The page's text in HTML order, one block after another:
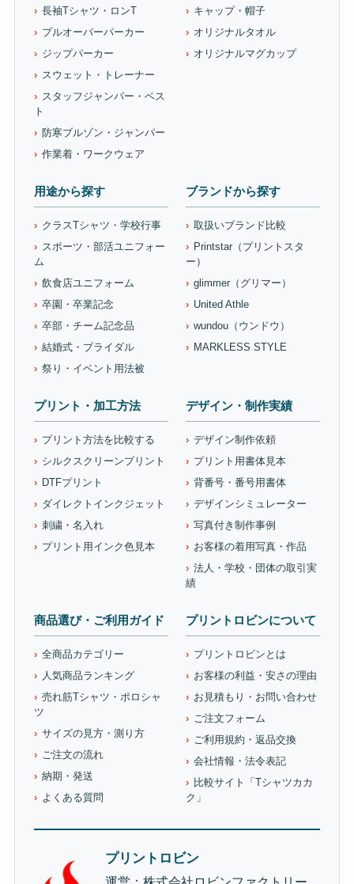
長袖Tシャツ・ロンT
プルオーバーパーカー
ジップパーカー
スウェット・トレーナー
スタッフジャンパー・ベス
ト
防寒ブルゾン・ジャンパー
作業着・ワークウェア
キャップ・帽子
オリジナルタオル
オリジナルマグカップ
用途から探す
クラスTシャツ・学校行事
スポーツ・部活ユニフォー
ム
飲食店ユニフォーム
卒園・卒業記念
卒部・チーム記念品
結婚式・ブライダル
祭り・イベント用法被
ブランドから探す
取扱いブランド比較
Printstar（プリントスタ
ー）
glimmer（グリマー）
United Athle
wundou（ウンドウ）
MARKLESS STYLE
プリント・加工方法
プリント方法を比較する
シルクスクリーンプリント
DTFプリント
ダイレクトインクジェット
刺繍・名入れ
プリント用インク色見本
デザイン・制作実績
デザイン制作依頼
プリント用書体見本
背番号・番号用書体
デザインシミュレーター
写真付き制作事例
お客様の着用写真・作品
法人・学校・団体の取引実
績
商品選び・ご利用ガイド
全商品カテゴリー
人気商品ランキング
売れ筋Tシャツ・ポロシャ
ツ
サイズの見方・測り方
ご注文の流れ
納期・発送
よくある質問
プリントロビンについて
プリントロビンとは
お客様の利益・安さの理由
お見積もり・お問い合わせ
ご注文フォーム
ご利用規約・返品交換
会社情報・法令表記
比較サイト「Tシャツカカ
ク」
プリントロビン